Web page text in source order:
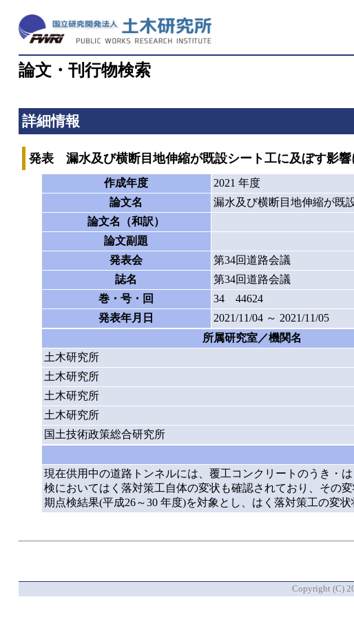
論文・刊行物検索
詳細情報
発表 漏水及び横断目地伸縮が既設シート工に及ぼす影響
作成年度
2021 年度
論文名
漏水及び横断目地伸縮が既
論文名（和訳）
論文副題
発表会
第34回道路会議
誌名
第34回道路会議
巻・号・回
34 44624
発表年月日
2021/11/04 ～ 2021/11/05
所属研究室／機関名
土木研究所
土木研究所
土木研究所
土木研究所
国土技術政策総合研究所
現在供用中の道路トンネルには、覆工コンクリートのうき・
検においてはく落対策工自体の変状も確認されており、その
期点検結果(平成26～30 年度)を対象とし、はく落対策工の変
Copyright (C)